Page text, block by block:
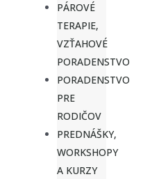
PÁROVÉ
TERAPIE,
VZŤAHOVÉ
PORADENSTVO
PORADENSTVO
PRE
RODIČOV
PREDNÁŠKY,
WORKSHOPY
A KURZY